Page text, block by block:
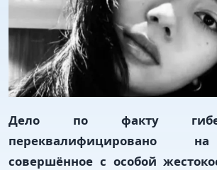
Дело по факту
переквалифицировано
совершённое с особой